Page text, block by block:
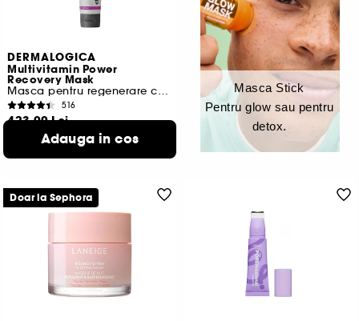
DERMALOGICA
Multivitamin Power
Recovery Mask
Masca pentru regenerare celulara
516
423,00 Lei
564,00 Lei /100ml
Adauga in cos
Masca Stick
Pentru glow sau pentru
detox.
Doar la Sephora